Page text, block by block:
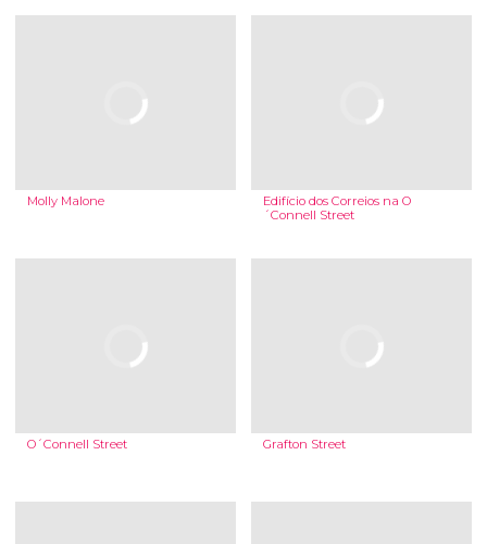
Molly Malone
Edifício dos Correios na O
´Connell Street
O´Connell Street Grafton Street